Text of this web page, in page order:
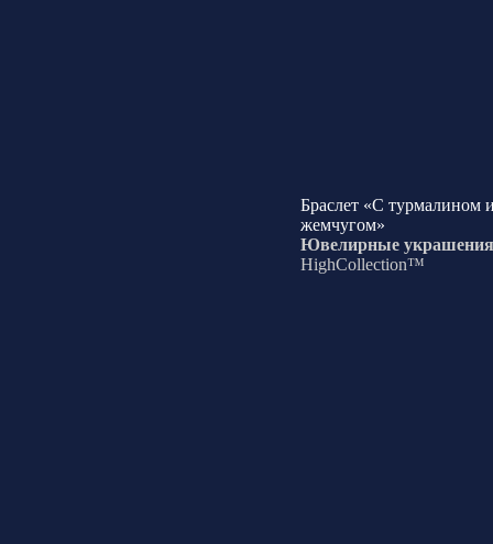
Браслет «С турмалином
жемчугом»
Ювелирные украшения
HighCollection™